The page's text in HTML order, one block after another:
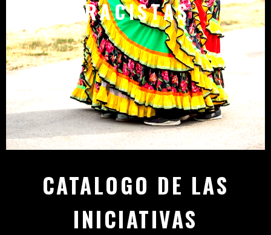
ANTIRRACISTAS
CATALOGO DE LAS
INICIATIVAS